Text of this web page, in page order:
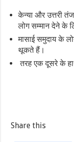
केन्या और उत्तरी
लोग सम्मान देने के
मासाई समुदाय के
थूकते हैं।
तरह एक दूसरे के
Share this